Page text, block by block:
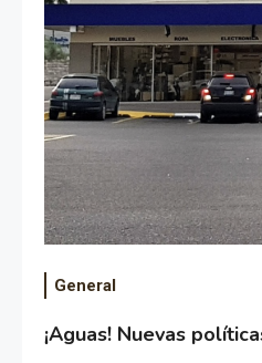
General
¡Aguas! Nuevas